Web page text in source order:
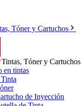
Tóner y Cartuchos
Tintas, Tóner y Cartuchos
en tintas
de Inyección